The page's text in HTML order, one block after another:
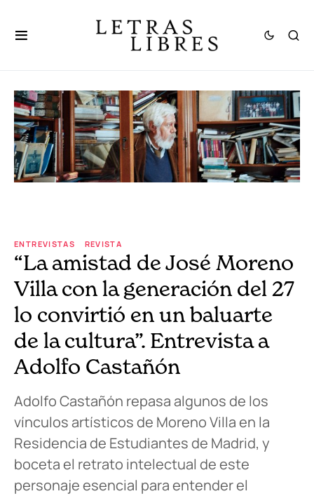
ENTREVISTAS REVISTA
“La amistad de José Moreno
Villa con la generación del 27
lo convirtió en un baluarte
de la cultura”. Entrevista a
Adolfo Castañón
Adolfo Castañón repasa algunos de los
vínculos artísticos de Moreno Villa en la
Residencia de Estudiantes de Madrid, y
boceta el retrato intelectual de este
personaje esencial para entender el